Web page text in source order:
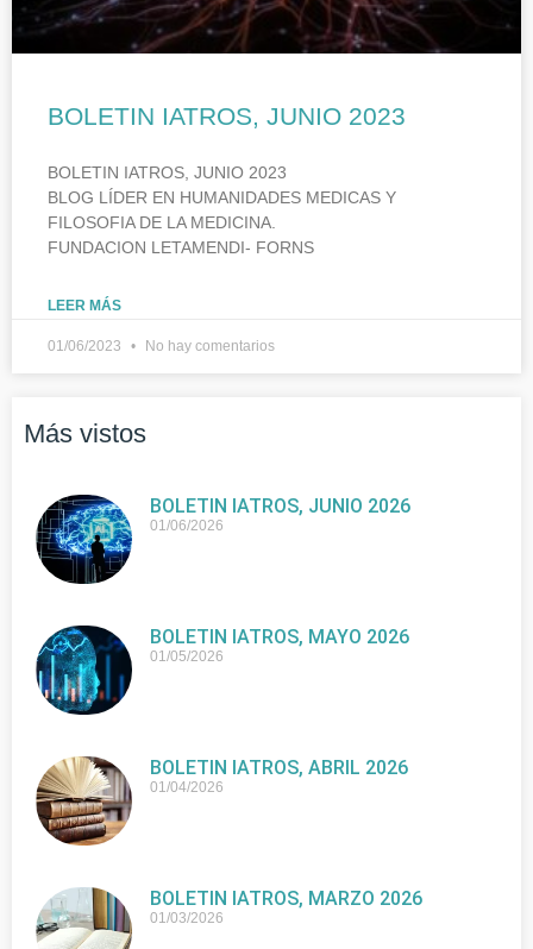
BOLETIN IATROS, JUNIO 2023
BOLETIN IATROS, JUNIO 2023
BLOG LÍDER EN HUMANIDADES MEDICAS Y
FILOSOFIA DE LA MEDICINA.
FUNDACION LETAMENDI- FORNS
LEER MÁS
01/06/2023 No hay comentarios
Más vistos
BOLETIN IATROS, JUNIO 2026
01/06/2026
BOLETIN IATROS, MAYO 2026
01/05/2026
BOLETIN IATROS, ABRIL 2026
01/04/2026
BOLETIN IATROS, MARZO 2026
01/03/2026